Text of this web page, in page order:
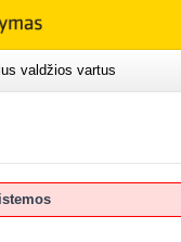
valdžios vartus